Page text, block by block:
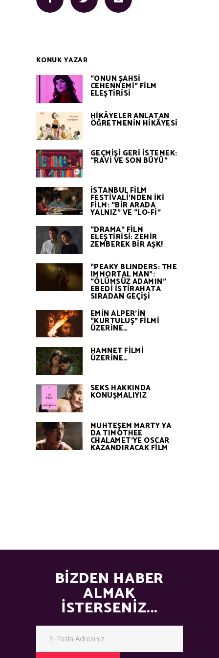
KONUK YAZAR
“ONUN ŞAHSİ
CEHENNEMİ” FİLM
ELEŞTİRİSİ
HİKÂYELER ANLATAN
ÖĞRETMENİN HİKÂYESİ
GEÇMİŞİ GERİ İSTEMEK:
“RAVİ VE SON BÜYÜ”
İSTANBUL FİLM
FESTİVALİ’NDEN İKİ
FİLM: “BİR ARADA
YALNIZ” VE “LO-Fİ”
“DRAMA” FİLM
ELEŞTİRİSİ: ZEHİR
ZEMBEREK BİR AŞK!
“PEAKY BLINDERS: THE
IMMORTAL MAN”:
“ÖLÜMSÜZ ADAMIN”
EBEDİ İSTİRAHATA
SIRADAN GEÇİŞİ
EMİN ALPER’İN
“KURTULUŞ” FİLMİ
ÜZERİNE…
HAMNET FİLMİ
ÜZERİNE…
SEKS HAKKINDA
KONUŞMALIYIZ
MUHTEŞEM MARTY YA
DA TIMOTHEE
CHALAMET’YE OSCAR
KAZANDIRACAK FİLM
BIZDEN HABER
ALMAK
İSTERSENIZ...